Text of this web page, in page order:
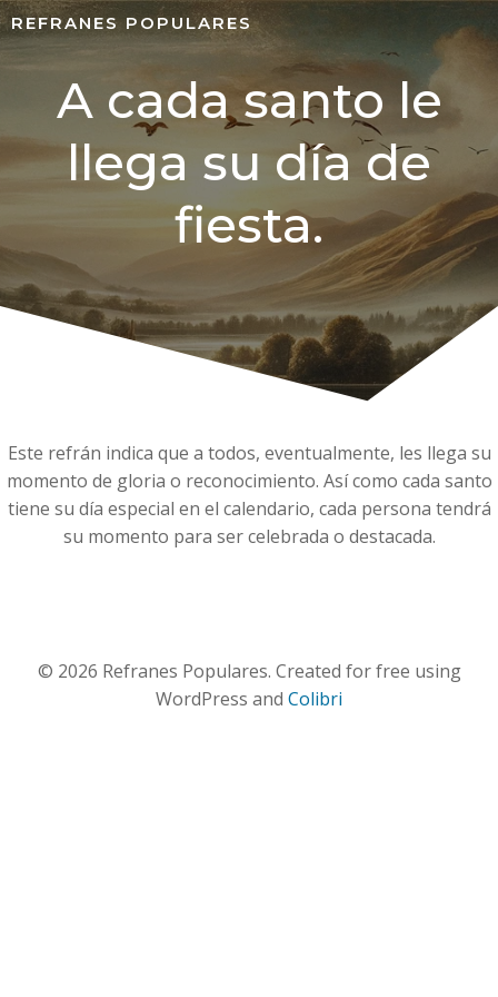
REFRANES POPULARES
A cada santo le
llega su día de
fiesta.
Este refrán indica que a todos, eventualmente, les llega su
momento de gloria o reconocimiento. Así como cada santo
tiene su día especial en el calendario, cada persona tendrá
su momento para ser celebrada o destacada.
© 2026 Refranes Populares. Created for free using
WordPress and Colibri